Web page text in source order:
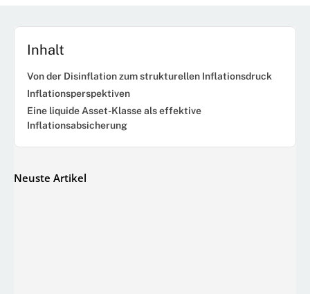
Inhalt
Von der Disinflation zum strukturellen Inflationsdruck
Inflationsperspektiven
Eine liquide Asset-Klasse als effektive
Inflationsabsicherung
Neuste Artikel